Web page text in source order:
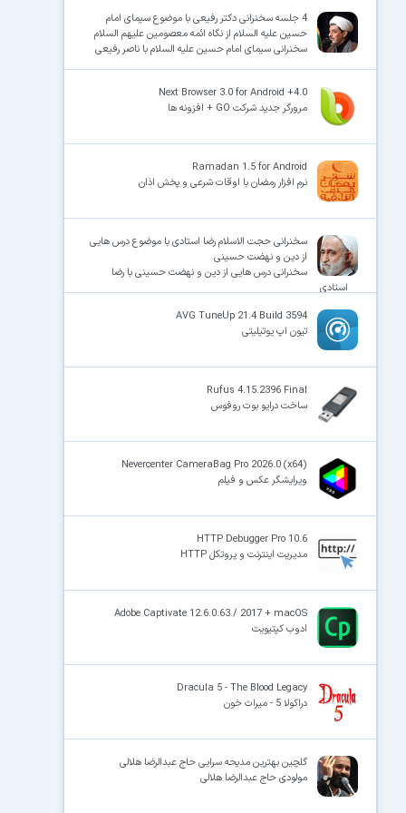
4 جلسه سخنرانی دکتر رفیعی با موضوع سیمای امام
حسین علیه السلام از نگاه ائمه معصومین علیهم السلام
سخنرانی سیمای امام حسین علیه السلام با ناصر رفیعی
Next Browser 3.0 for Android +4.0
مرورگر جدید شرکت GO + افزونه ها
Ramadan 1.5 for Android
نرم افزار رمضان با اوقات شرعی و پخش اذان
سخنرانی حجت الاسلام رضا استادی با موضوع درس هایی
از دین و نهضت حسینی
سخنرانی درس هایی از دین و نهضت حسینی با رضا
استادی
AVG TuneUp 21.4 Build 3594
تیون اپ یوتیلیتی
Rufus 4.15.2396 Final
ساخت درایو بوت روفوس
Nevercenter CameraBag Pro 2026.0 (x64)
ویرایشگر عکس و فیلم
HTTP Debugger Pro 10.6
مدیریت اینترنت و پروتکل HTTP
Adobe Captivate 12.6.0.63 / 2017 + macOS
ادوب کپتیویت
Dracula 5 - The Blood Legacy
دراکولا 5 - میراث خون
گلچین بهترین مدیحه سرایی حاج عبدالرضا هلالی
مولودی حاج عبدالرضا هلالی